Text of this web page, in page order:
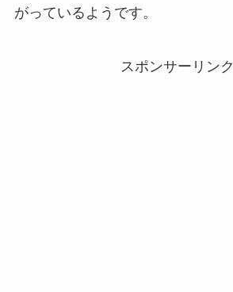
がっているようです。
スポンサーリンク